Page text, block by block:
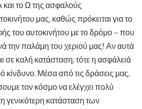
και το Ω της ασφαλούς
μας, καθώς πρόκειται για το
του αυτοκινήτου με το δρόμο – που
την παλάμη του χεριού μας! Αν αυτά
σε καλή κατάσταση, τότε η ασφάλειά
κίνδυνο. Μέσα από τις δράσεις μας,
τον κόσμο να ελέγχει πολύ
γενικότερη κατάσταση των